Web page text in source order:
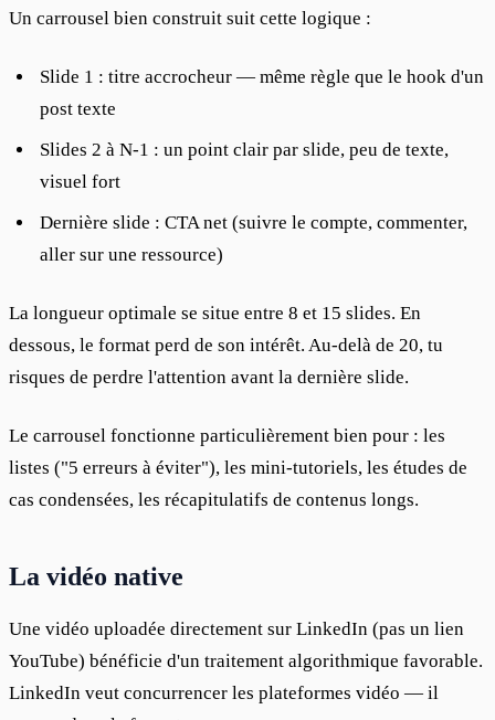
Un carrousel bien construit suit cette logique :
Slide 1 : titre accrocheur — même règle que le hook d'un
post texte
Slides 2 à N-1 : un point clair par slide, peu de texte,
visuel fort
Dernière slide : CTA net (suivre le compte, commenter,
aller sur une ressource)
La longueur optimale se situe entre 8 et 15 slides. En
dessous, le format perd de son intérêt. Au-delà de 20, tu
risques de perdre l'attention avant la dernière slide.
Le carrousel fonctionne particulièrement bien pour : les
listes ("5 erreurs à éviter"), les mini-tutoriels, les études de
cas condensées, les récapitulatifs de contenus longs.
La vidéo native
Une vidéo uploadée directement sur LinkedIn (pas un lien
YouTube) bénéficie d'un traitement algorithmique favorable.
LinkedIn veut concurrencer les plateformes vidéo — il